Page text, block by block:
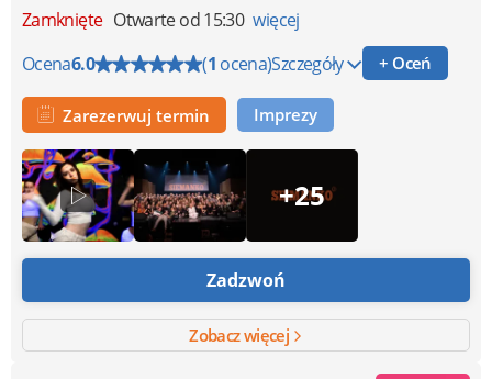
Zamknięte Otwarte od 15:30 więcej
Ocena6.0 (1 ocena)Szczegóły + Oceń
Zarezerwuj termin Imprezy
+25
Zadzwoń
Zobacz więcej